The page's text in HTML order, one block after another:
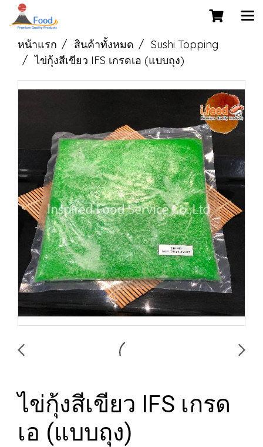
หน้าแรก สินค้าทั้งหมด
Sushi Topping
ไข่กุ้งสีเขียว IFS เกรดเอ (แบบถุง)
ไข่กุ้งสีเขียว IFS เกรด
เอ (แบบถุง)